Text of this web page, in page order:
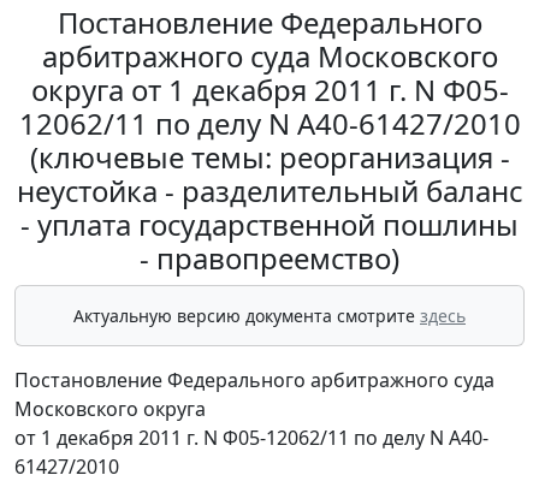
Постановление Федерального
арбитражного суда Московского
округа от 1 декабря 2011 г. N Ф05-
12062/11 по делу N А40-61427/2010
(ключевые темы: реорганизация -
неустойка - разделительный баланс
- уплата государственной пошлины
- правопреемство)
Актуальную версию документа смотрите здесь
Постановление Федерального арбитражного суда
Московского округа
от 1 декабря 2011 г. N Ф05-12062/11 по делу N А40-
61427/2010